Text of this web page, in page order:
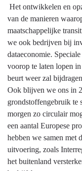
Het ontwikkelen en
van de manieren
maatschappelijke
we ook bedrijven bij
dataeconomie.
voorop te laten lopen
beurt weer zal
Ook blijven we ons in
grondstoffengebruik te
morgen zo circulair
een aantal Europese
hebben we samen met
uitvoering, zoals
het buitenland